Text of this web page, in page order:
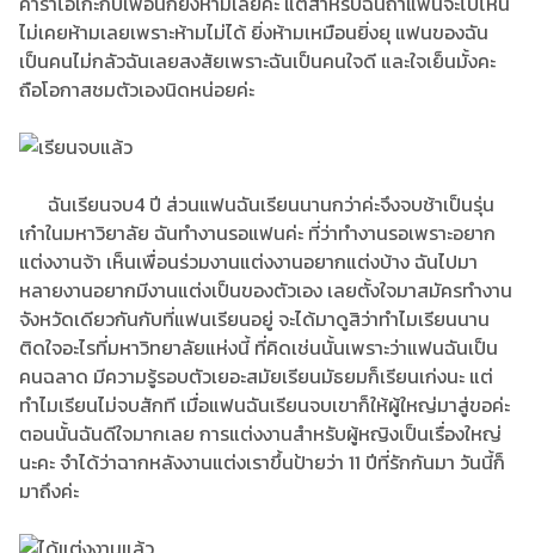
ไม่เคยห้ามเลยเพราะห้ามไม่ได้ ยิ่งห้ามเหมือนยิ่งยุ แฟนของฉัน
เป็นคนไม่กลัวฉันเลยสงสัยเพราะฉันเป็นคนใจดี และใจเย็นมั้งคะ
ถือโอกาสชมตัวเองนิดหน่อยค่ะ
ฉันเรียนจบ4 ปี ส่วนแฟนฉันเรียนนานกว่าค่ะจึงจบช้าเป็นรุ่น
เก๋าในมหาวิยาลัย ฉันทำงานรอแฟนค่ะ ที่ว่าทำงานรอเพราะอยาก
แต่งงานจ้า เห็นเพื่อนร่วมงานแต่งงานอยากแต่งบ้าง ฉันไปมา
หลายงานอยากมีงานแต่งเป็นของตัวเอง เลยตั้งใจมาสมัครทำงาน
จังหวัดเดียวกันกับที่แฟนเรียนอยู่ จะได้มาดูสิว่าทำไมเรียนนาน
ติดใจอะไรที่มหาวิทยาลัยแห่งนี้ ที่คิดเช่นนั้นเพราะว่าแฟนฉันเป็น
คนฉลาด มีความรู้รอบตัวเยอะสมัยเรียนมัธยมก็เรียนเก่งนะ แต่
ทำไมเรียนไม่จบสักที เมื่อแฟนฉันเรียนจบเขาก็ให้ผู้ใหญ่มาสู่ขอค่ะ
ตอนนั้นฉันดีใจมากเลย การแต่งงานสำหรับผู้หญิงเป็นเรื่องใหญ่
นะคะ จำได้ว่าฉากหลังงานแต่งเราขึ้นป้ายว่า 11 ปีที่รักกันมา วันนี้ก็
มาถึงค่ะ